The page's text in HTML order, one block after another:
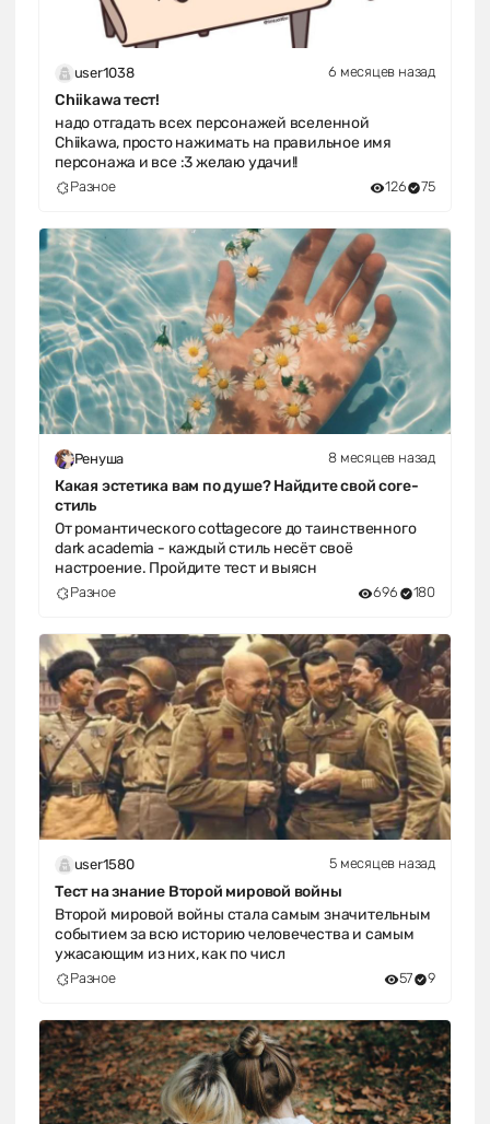
user1038 6 месяцев назад
Chiikawa тест!
надо отгадать всех персонажей вселенной
Chiikawa, просто нажимать на правильное имя
персонажа и все :3 желаю удачи!!
Разное 126 75
Ренуша 8 месяцев назад
Какая эстетика вам по душе? Найдите свой core-
стиль
От романтического cottagecore до таинственного
dark academia - каждый стиль несёт своё
настроение. Пройдите тест и выясн
Разное 696 180
user1580 5 месяцев назад
Тест на знание Второй мировой войны
Второй мировой войны стала самым значительным
событием за всю историю человечества и самым
ужасающим из них, как по числ
Разное 57 9